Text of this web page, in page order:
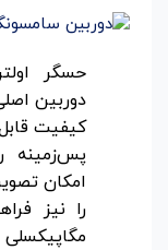
دوربین
کیفیت
پس‌زمینه
امکان